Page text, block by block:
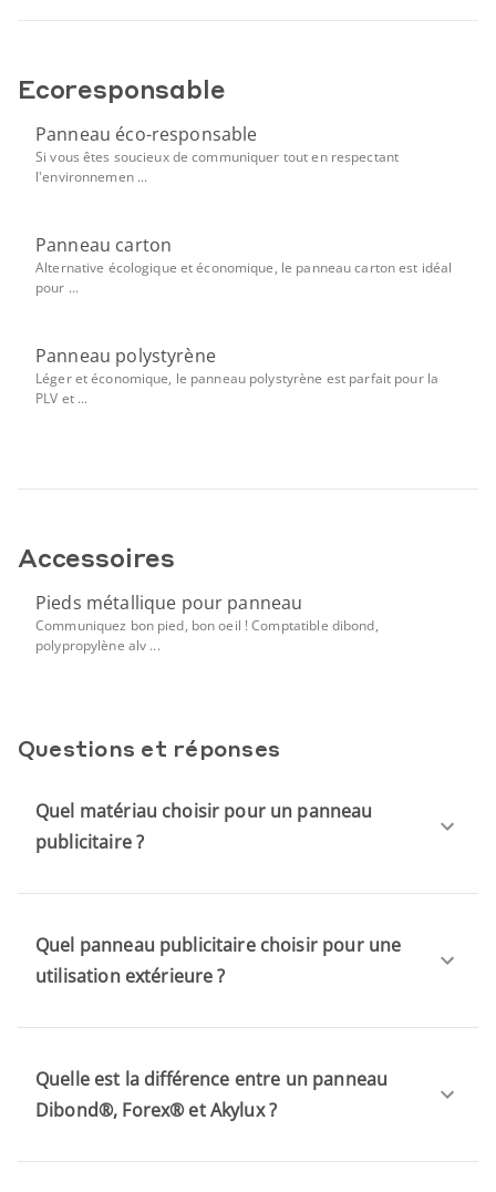
Ecoresponsable
Panneau éco-responsable
Si vous êtes soucieux de communiquer tout en respectant
l'environnemen ...
Panneau carton
Alternative écologique et économique, le panneau carton est idéal
pour ...
Panneau polystyrène
Léger et économique, le panneau polystyrène est parfait pour la
PLV et ...
Accessoires
Pieds métallique pour panneau
Communiquez bon pied, bon oeil ! Comptatible dibond,
polypropylène alv ...
Questions et réponses
Quel matériau choisir pour un panneau
publicitaire ?
Quel panneau publicitaire choisir pour une
utilisation extérieure ?
Quelle est la différence entre un panneau
Dibond®, Forex® et Akylux ?